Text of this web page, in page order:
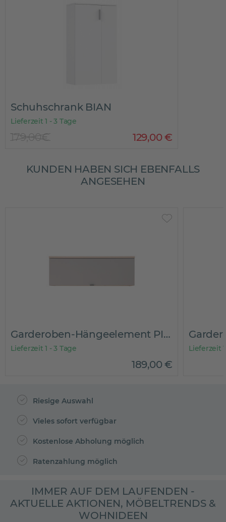
Schuhschrank BIAN
Lieferzeit 1 - 3 Tage
129,00€
179,00€
KUNDEN HABEN SICH EBENFALLS
ANGESEHEN
Garderoben-Hängeelement PISOLO
Lieferzeit 1 - 3 Tage
189,00€
Lieferzeit
Riesige Auswahl
Vieles sofort verfügbar
Kostenlose Abholung möglich
Ratenzahlung möglich
IMMER AUF DEM LAUFENDEN -
AKTUELLE AKTIONEN, MÖBELTRENDS &
WOHNIDEEN